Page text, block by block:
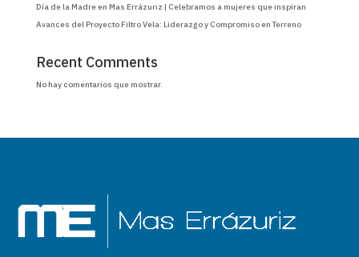
Día de la Madre en Mas Errázuriz | Celebramos a mujeres que inspiran
Avances del Proyecto Filtro Vela: Liderazgo y Compromiso en Terreno
Recent Comments
No hay comentarios que mostrar.